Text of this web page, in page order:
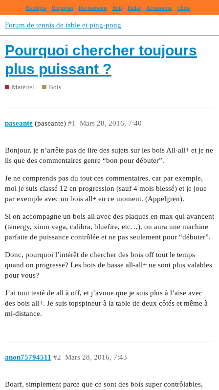
Boutique Raquettes Revêtements Bois Balles Accessoires Clubs
Forum de tennis de table et ping-pong
Pourquoi chercher toujours
plus puissant ?
Matériel Bois
paseante (paseante) Mars 28, 2016, 7:40
#1
Bonjour, je n’arrête pas de lire des sujets sur les bois All-all+ et je ne
lis que des commentaires genre “bon pour débuter”.
Je ne comprends pas du tout ces commentaires, car par exemple,
moi je suis classé 12 en progression (sauf 4 mois blessé) et je joue
par exemple avec un bois all+ en ce moment. (Appelgren).
Si on accompagne un bois all avec des plaques en max qui avancent
(tenergy, xiom vega, calibra, bluefire, etc…), on aura une machine
parfaite de puissance contrôlée et ne pas seulement pour “débuter”.
Donc, pourquoi l’intérêt de chercher des bois off tout le temps
quand on progresse? Les bois de basse all-all+ ne sont plus valables
pour vous?
J’ai tout testé de all à off, et j’avoue que je suis plus à l’aise avec
des bois all+. Je suis topspineur à la table de deux côtés et même à
mi-distance.
anon75794511 Mars 28, 2016, 7:43
#2
Boarf, simplement parce que ce sont des bois super contrôlables,